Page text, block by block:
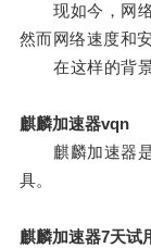
现如今，网络
然而网络速度和
在这样的背景
麒麟加速器vqn
麒麟加速器是
具。
麒麟加速器7天试